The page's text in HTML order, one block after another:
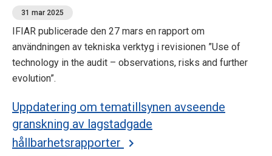
31 mar 2025
IFIAR publicerade den 27 mars en rapport om
användningen av tekniska verktyg i revisionen ”Use of
technology in the audit – observations, risks and further
evolution”.
Uppdatering om tematillsynen avseende
granskning av lagstadgade
hållbarhetsrapporter